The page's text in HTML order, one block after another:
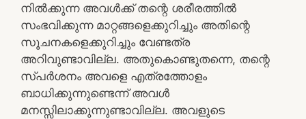
നിൽക്കുന്ന അവൾക്ക് തന്റെ ശരീരത്തിൽ
സംഭവിക്കുന്ന മാറ്റങ്ങളെക്കുറിച്ചും അതിന്റെ
സൂചനകളെക്കുറിച്ചും വേണ്ടത്ര
അറിവുണ്ടാവില്ല. അതുകൊണ്ടുതന്നെ, തന്റെ
സ്പർശനം അവളെ എത്രത്തോളം
ബാധിക്കുന്നുണ്ടെന്ന് അവൾ
മനസ്സിലാക്കുന്നുണ്ടാവില്ല. അവളുടെ